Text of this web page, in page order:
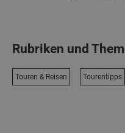
Rubriken und
Touren & Reisen Tourentipps